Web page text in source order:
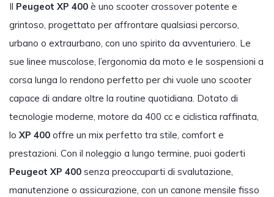
Il Peugeot XP 400 è uno scooter crossover potente e
grintoso, progettato per affrontare qualsiasi percorso,
urbano o extraurbano, con uno spirito da avventuriero. Le
sue linee muscolose, l’ergonomia da moto e le sospensioni a
corsa lunga lo rendono perfetto per chi vuole uno scooter
capace di andare oltre la routine quotidiana. Dotato di
tecnologie moderne, motore da 400 cc e ciclistica raffinata,
lo XP 400 offre un mix perfetto tra stile, comfort e
prestazioni. Con il noleggio a lungo termine, puoi goderti
Peugeot XP 400 senza preoccuparti di svalutazione,
manutenzione o assicurazione, con un canone mensile fisso